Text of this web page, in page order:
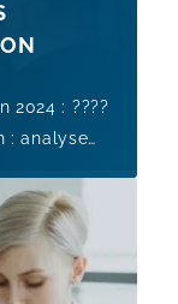
2024 : ????
: analyse